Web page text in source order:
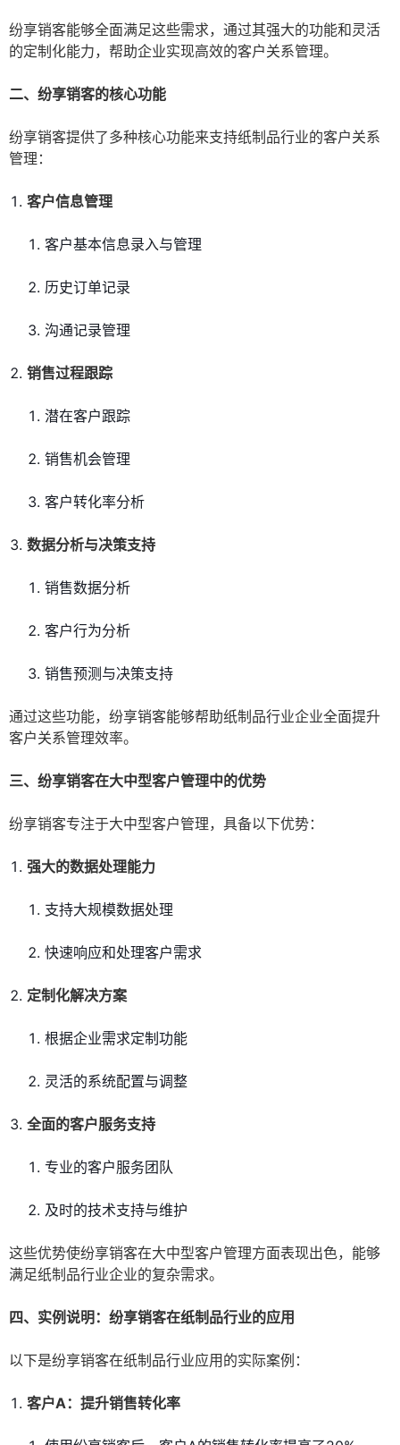
纷享销客能够全面满足这些需求，通过其强大的功能和灵活
的定制化能力，帮助企业实现高效的客户关系管理。
二、纷享销客的核心功能
纷享销客提供了多种核心功能来支持纸制品行业的客户关系
管理：
客户信息管理
客户基本信息录入与管理
历史订单记录
沟通记录管理
销售过程跟踪
潜在客户跟踪
销售机会管理
客户转化率分析
数据分析与决策支持
销售数据分析
客户行为分析
销售预测与决策支持
通过这些功能，纷享销客能够帮助纸制品行业企业全面提升
客户关系管理效率。
三、纷享销客在大中型客户管理中的优势
纷享销客专注于大中型客户管理，具备以下优势：
强大的数据处理能力
支持大规模数据处理
快速响应和处理客户需求
定制化解决方案
根据企业需求定制功能
灵活的系统配置与调整
全面的客户服务支持
专业的客户服务团队
及时的技术支持与维护
这些优势使纷享销客在大中型客户管理方面表现出色，能够
满足纸制品行业企业的复杂需求。
四、实例说明：纷享销客在纸制品行业的应用
以下是纷享销客在纸制品行业应用的实际案例：
客户A：提升销售转化率